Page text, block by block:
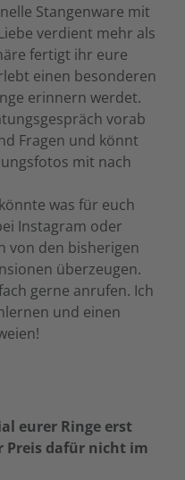
Stangenware mit
verdient mehr als
fertigt ihr eure
einen besonderen
erinnern werdet.
vorab
Fragen und könnt
mit nach
was für euch
Instagram oder
von den bisherigen
überzeugen.
gerne anrufen. Ich
und einen
eurer Ringe erst
Preis dafür nicht im